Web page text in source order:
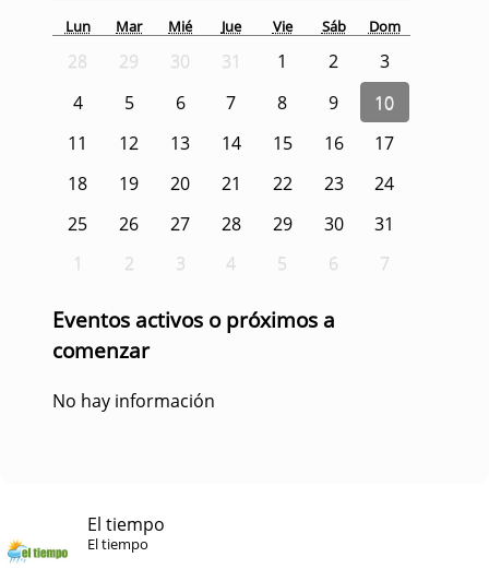
Lun Mar Mié Jue Vie Sáb Dom
28 29 30 31 1 2
3
4
5 6 7 8 9
10
11
12 13 14 15 16
17
18
19 20 21 22 23
24
25
26 27 28 29 30
31
1
2 3 4 5 6 7
Eventos activos o próximos a
comenzar
No hay información
El tiempo
El tiempo